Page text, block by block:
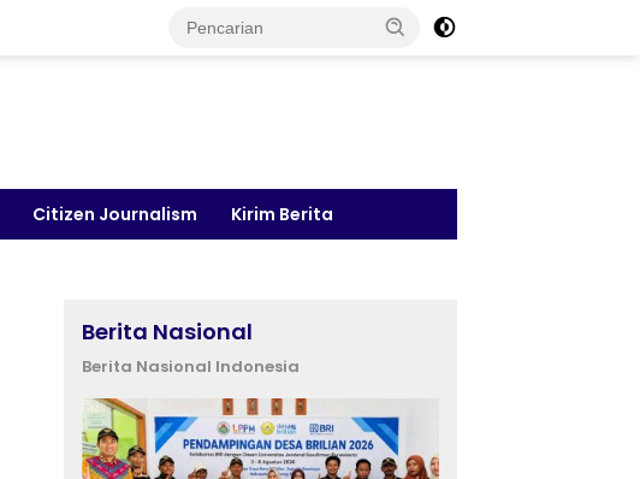
Citizen Journalism Kirim Berita
Berita Nasional
Berita Nasional Indonesia